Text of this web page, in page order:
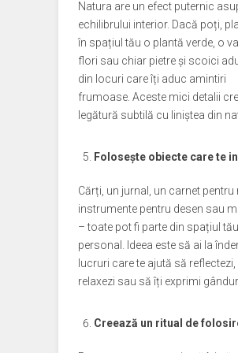
Natura are un efect puternic
echilibrului interior. Dacă poți,
în spațiul tău o plantă verde, o
flori sau chiar pietre și scoici
din locuri care îți aduc amintiri
frumoase. Aceste mici detalii
legătură subtilă cu liniștea din
Folosește obiecte care te
Cărți, un jurnal, un carnet pentru
instrumente pentru desen sau
– toate pot fi parte din spațiul tău
personal. Ideea este să ai la
lucruri care te ajută să reflectezi,
relaxezi sau să îți exprimi
Creează un ritual de